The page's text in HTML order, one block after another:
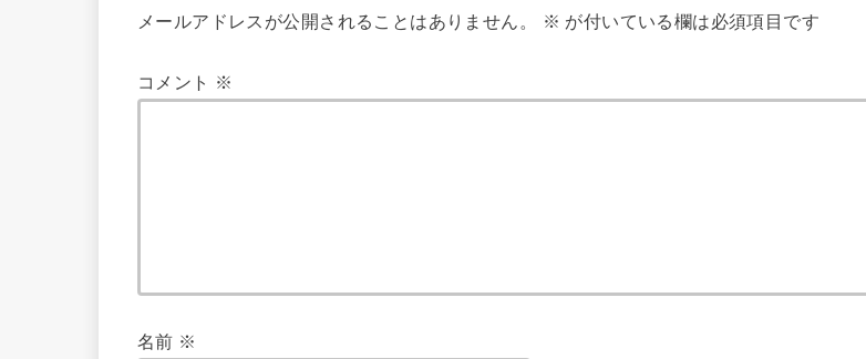
メールアドレスが公開されることはありません。 ※ が付いている欄は必須項目です
コメント ※
名前 ※